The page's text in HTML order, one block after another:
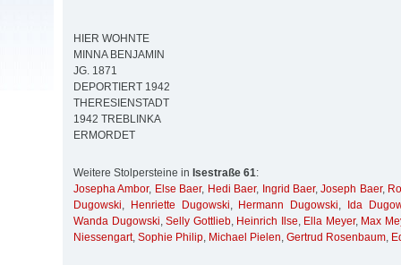
HIER WOHNTE
MINNA BENJAMIN
JG. 1871
DEPORTIERT 1942
THERESIENSTADT
1942 TREBLINKA
ERMORDET
Weitere Stolpersteine in Isestraße 61:
Josepha Ambor, Else Baer, Hedi Baer, Ingrid Baer,Joseph Baer,
Dugowski, Henriette Dugowski, Hermann Dugowski,
Ida
Wanda Dugowski, Selly Gottlieb, Heinrich Ilse, Ella Meyer, Max
Niessengart, Sophie Philip, Michael Pielen, Gertrud Rosenbaum,